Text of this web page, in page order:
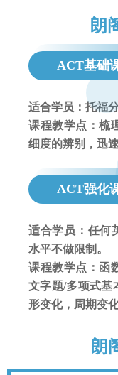
朗
ACT基础
适合学员：托福
课程教学点：梳
细度的辨别，迅
ACT强化
适合学员：任何
水平不做限制。
课程教学点：函
文字题/多项式基
形变化，周期变
朗